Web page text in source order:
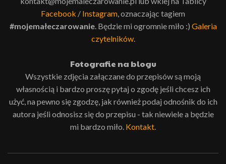
Facebook / Instagram , oznaczając tagiem
#mojemałeczarowanie. Będzie mi ogromnie miło :) Galeria
czytelników.
Fotografie na blogu
Wszystkie zdjęcia załączane do przepisów są moją
własnością i bardzo proszę pytaj o zgodę jeśli chcesz ich
użyć, na pewno się zgodzę, jak również podaj odnośnik do ich
autora jeśli odnosisz się do przepisu - tak niewiele a będzie
mi bardzo miło. Kontakt